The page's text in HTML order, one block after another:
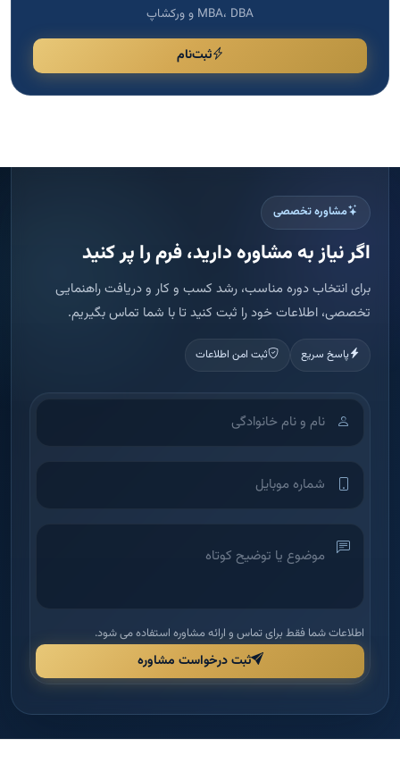
MBA، DBA و ورکشاپ
ثبت‌نام
مشاوره تخصصی
اگر نیاز به مشاوره دارید، فرم را پر کنید
برای انتخاب دوره مناسب، رشد کسب و کار و دریافت راهنمایی
تخصصی، اطلاعات خود را ثبت کنید تا با شما تماس بگیریم.
پاسخ سریع ثبت امن اطلاعات
اطلاعات شما فقط برای تماس و ارائه مشاوره استفاده می شود.
ثبت درخواست مشاوره